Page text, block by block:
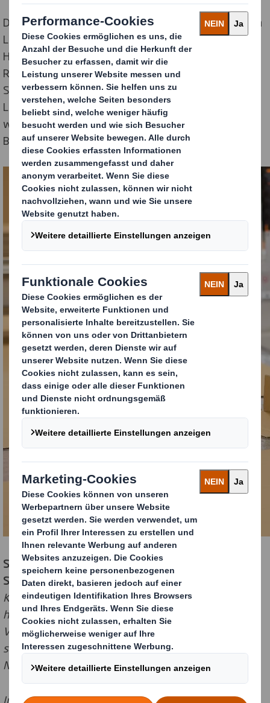
DS Smith hat spezielle, neue Boxen entwickelt, die von
Lebensmitteleinzelhändlern gefüllt und direkt vor der
Haustür abgestellt werden können. Aufgrund der
Richtlinien zum „Social Distancing“ und zur
Selbstisolierung können die Boxen außerdem direkt im
Lieferwagen gestapelt, abgeholt und abgegeben
werden, um so die Sicherheit aller am Lieferprozess
Beteiligten zu gewährleisten.
Stefano Rossi, CEO der Packaging Division von DS
Smith, zu der neuen Entwicklung: „Verschiedene
Kunden aus dem Lebensmittelbereich sind an uns
herangetreten, um gemeinsam mit uns eine neue
Verpackungslösung zu entwickeln, die vielen der
schwächsten Mitglieder der Gesellschaft das
Notwendigste für den Alltag liefern kann.
In enger Zusammenarbeit haben wir eine Lösung